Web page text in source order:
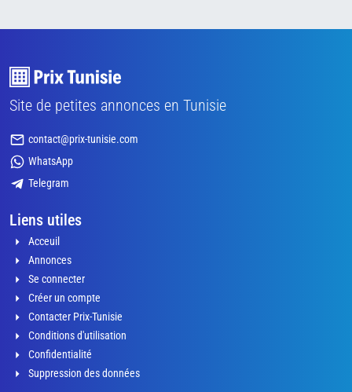
Site de petites annonces en Tunisie
contact@prix-tunisie.com
WhatsApp
Telegram
Liens utiles
Acceuil
Annonces
Se connecter
Créer un compte
Contacter Prix-Tunisie
Conditions d'utilisation
Confidentialité
Suppression des données